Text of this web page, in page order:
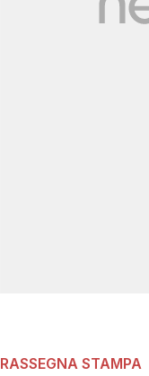
RASSEGNA STAMPA